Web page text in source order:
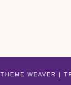
THEME WEAVER |